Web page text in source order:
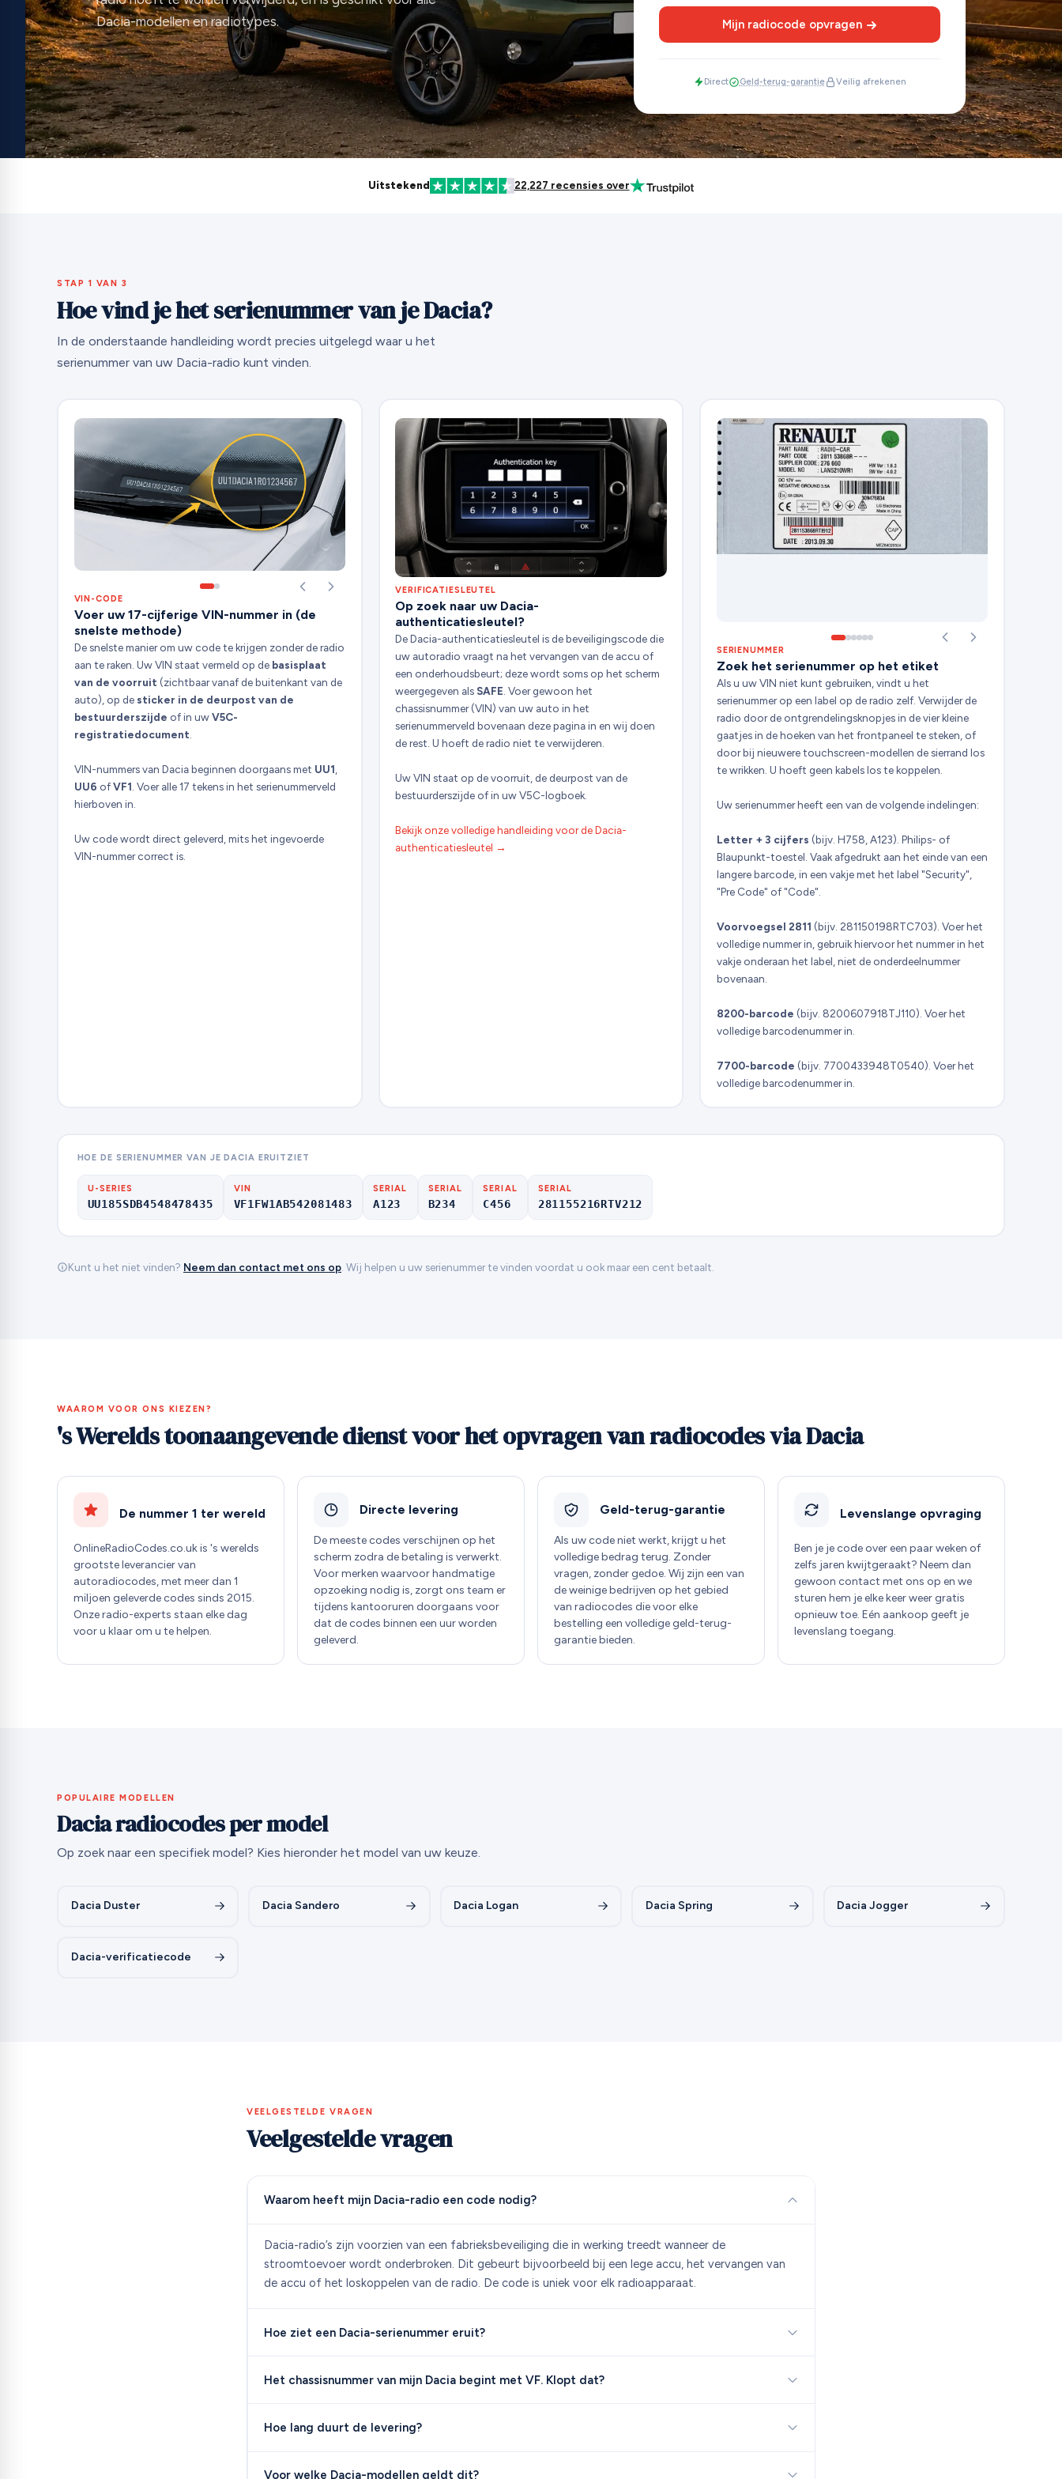
Dacia-modellen en radiotypes.
Mijn radiocode opvragen
Direct Geld-terug-garantie Veilig afrekenen
Uitstekend 22,227 recensies over
STAP 1 VAN 3
Hoe vind je het serienummer van je Dacia?
In de onderstaande handleiding wordt precies uitgelegd waar u het
serienummer van uw Dacia-radio kunt vinden.
VIN-CODE
Voer uw 17-cijferige VIN-nummer in (de
snelste methode)
De snelste manier om uw code te krijgen zonder de radio
aan te raken. Uw VIN staat vermeld op de basisplaat
van de voorruit (zichtbaar vanaf de buitenkant van de
auto), op desticker in de deurpost van de
bestuurderszijde of in uwV5C-
registratiedocument.
VIN-nummers van Dacia beginnen doorgaans met UU1,
UU6 ofVF1. Voer alle 17 tekens in het serienummerveld
hierboven in.
Uw code wordt direct geleverd, mits het ingevoerde
VIN-nummer correct is.
VERIFICATIESLEUTEL
Op zoek naar uw Dacia-
authenticatiesleutel?
De Dacia-authenticatiesleutel is de beveiligingscode die
uw autoradio vraagt na het vervangen van de accu of
een onderhoudsbeurt; deze wordt soms op het scherm
weergegeven als SAFE . Voer gewoon het
chassisnummer (VIN) van uw auto in het
serienummerveld bovenaan deze pagina in en wij doen
de rest. U hoeft de radio niet te verwijderen.
Uw VIN staat op de voorruit, de deurpost van de
bestuurderszijde of in uw V5C-logboek.
Bekijk onze volledige handleiding voor de Dacia-
authenticatiesleutel →
SERIENUMMER
Zoek het serienummer op het etiket
Als u uw VIN niet kunt gebruiken, vindt u het
serienummer op een label op de radio zelf. Verwijder de
radio door de ontgrendelingsknopjes in de vier kleine
gaatjes in de hoeken van het frontpaneel te steken, of
door bij nieuwere touchscreen-modellen de sierrand los
te wrikken. U hoeft geen kabels los te koppelen.
Uw serienummer heeft een van de volgende indelingen:
Letter + 3 cijfers (bijv. H758, A123). Philips- of
Blaupunkt-toestel. Vaak afgedrukt aan het einde van een
langere barcode, in een vakje met het label "Security",
"Pre Code" of "Code".
Voorvoegsel 2811 (bijv. 281150198RTC703). Voer het
volledige nummer in, gebruik hiervoor het nummer in het
vakje onderaan het label, niet de onderdeelnummer
bovenaan.
8200-barcode (bijv. 8200607918TJ110). Voer het
volledige barcodenummer in.
7700-barcode (bijv. 7700433948T0540). Voer het
volledige barcodenummer in.
HOE DE SERIENUMMER VAN JE DACIA ERUITZIET
U-SERIES
UU185SDB4548478435
VIN
VF1FW1AB542081483
SERIAL
A123
SERIAL
B234
SERIAL
C456
SERIAL
281155216RTV212
Kunt u het niet vinden? Neem dan contact met ons op . Wij helpen u uw serienummer te vinden voordat u ook maar een cent betaalt.
WAAROM VOOR ONS KIEZEN?
's Werelds toonaangevende dienst voor het opvragen van radiocodes via Dacia
De nummer 1 ter wereld
OnlineRadioCodes.co.uk is 's werelds
grootste leverancier van
autoradiocodes, met meer dan 1
miljoen geleverde codes sinds 2015.
Onze radio-experts staan elke dag
voor u klaar om u te helpen.
Directe levering
De meeste codes verschijnen op het
scherm zodra de betaling is verwerkt.
Voor merken waarvoor handmatige
opzoeking nodig is, zorgt ons team er
tijdens kantooruren doorgaans voor
dat de codes binnen een uur worden
geleverd.
Geld-terug-garantie
Als uw code niet werkt, krijgt u het
volledige bedrag terug. Zonder
vragen, zonder gedoe. Wij zijn een van
de weinige bedrijven op het gebied
van radiocodes die voor elke
bestelling een volledige geld-terug-
garantie bieden.
Levenslange opvraging
Ben je je code over een paar weken of
zelfs jaren kwijtgeraakt? Neem dan
gewoon contact met ons op en we
sturen hem je elke keer weer gratis
opnieuw toe. Eén aankoop geeft je
levenslang toegang.
POPULAIRE MODELLEN
Dacia radiocodes per model
Op zoek naar een specifiek model? Kies hieronder het model van uw keuze.
Dacia Duster Dacia Sandero Dacia Logan Dacia Spring Dacia Jogger
Dacia-verificatiecode
VEELGESTELDE VRAGEN
Veelgestelde vragen
Waarom heeft mijn Dacia-radio een code nodig?
Dacia-radio’s zijn voorzien van een fabrieksbeveiliging die in werking treedt wanneer de
stroomtoevoer wordt onderbroken. Dit gebeurt bijvoorbeeld bij een lege accu, het vervangen van
de accu of het loskoppelen van de radio. De code is uniek voor elk radioapparaat.
Hoe ziet een Dacia-serienummer eruit?
Het chassisnummer van mijn Dacia begint met VF. Klopt dat?
Hoe lang duurt de levering?
Voor welke Dacia-modellen geldt dit?